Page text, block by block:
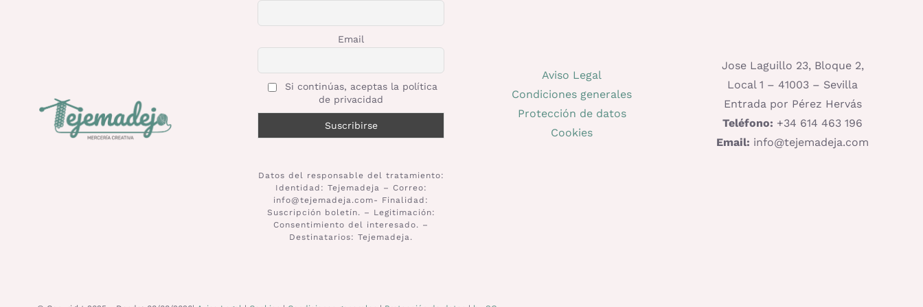
Email
Si continúas, aceptas la política
de privacidad
Datos del responsable del tratamiento:
Identidad: Tejemadeja – Correo:
info@tejemadeja.com- Finalidad:
Suscripción boletín. – Legitimación:
Consentimiento del interesado. –
Destinatarios: Tejemadeja.
Aviso Legal
Condiciones generales
Protección de datos
Cookies
Jose Laguillo 23, Bloque 2,
Local 1 – 41003 – Sevilla
Entrada por Pérez Hervás
Teléfono: +34 614 463 196
Email: info@tejemadeja.com